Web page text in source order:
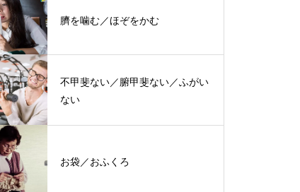
臍を噛む／ほぞをかむ
不甲斐ない／腑甲斐ない／ふがい
ない
お袋／おふくろ